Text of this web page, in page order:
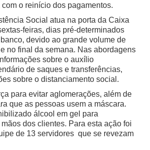
o reinício dos pagamentos.
Social atua na porta da Caixa
feiras, dias pré-determinados
devido ao grande volume de
no final da semana. Nas abordagens
sobre o auxílio
de saques e transferências,
sobre o distanciamento social.
para evitar aglomerações, além de
que as pessoas usem a máscara.
álcool em gel para
dos clientes. Para esta ação foi
de 13 servidores que se revezam